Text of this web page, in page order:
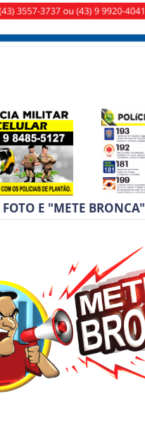
E "METE BRONCA"